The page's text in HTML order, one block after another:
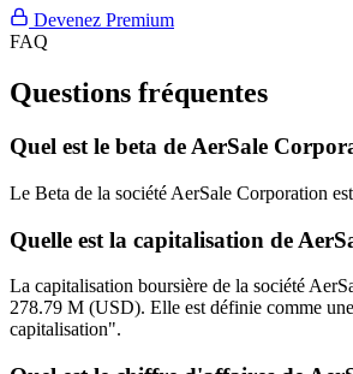
Devenez Premium
FAQ
Questions fréquentes
Quel est le beta de AerSale
Le Beta de la société AerSale Corporation
Quelle est la capitalisation de
La capitalisation boursière de la société
278.79 M (USD). Elle est définie comme
capitalisation".